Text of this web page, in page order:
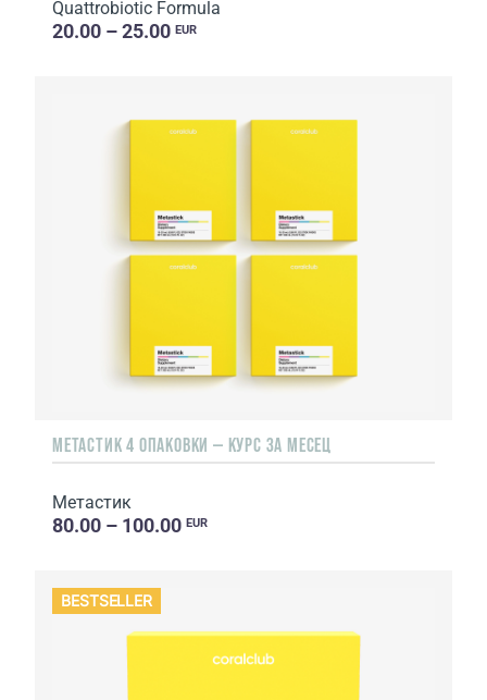
Quattrobiotic Formula
20.00 – 25.00 EUR
МЕТАСТИК 4 ОПАКОВКИ — КУРС ЗА МЕСЕЦ
Метастик
80.00 – 100.00 EUR
BESTSELLER